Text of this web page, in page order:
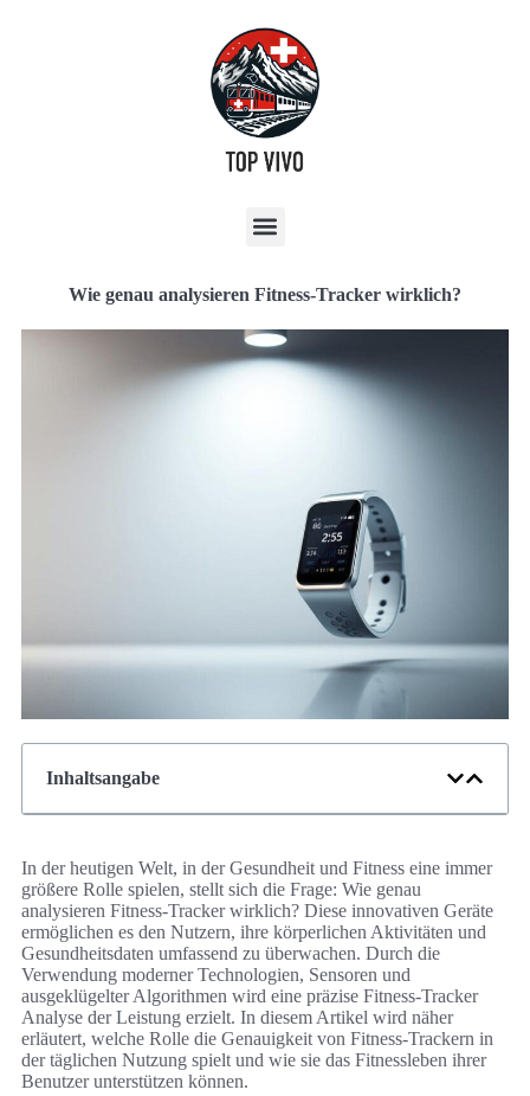
Wie genau analysieren Fitness-Tracker wirklich?
Inhaltsangabe
In der heutigen Welt, in der Gesundheit und Fitness eine immer
größere Rolle spielen, stellt sich die Frage: Wie genau
analysieren Fitness-Tracker wirklich? Diese innovativen Geräte
ermöglichen es den Nutzern, ihre körperlichen Aktivitäten und
Gesundheitsdaten umfassend zu überwachen. Durch die
Verwendung moderner Technologien, Sensoren und
ausgeklügelter Algorithmen wird eine präzise Fitness-Tracker
Analyse der Leistung erzielt. In diesem Artikel wird näher
erläutert, welche Rolle die Genauigkeit von Fitness-Trackern in
der täglichen Nutzung spielt und wie sie das Fitnessleben ihrer
Benutzer unterstützen können.